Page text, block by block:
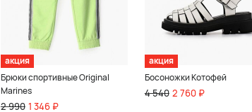
акция
Брюки спортивные Original
Marines
2 990 1 346 ₽
акция
Босоножки Котофей
4 540 2 760 ₽